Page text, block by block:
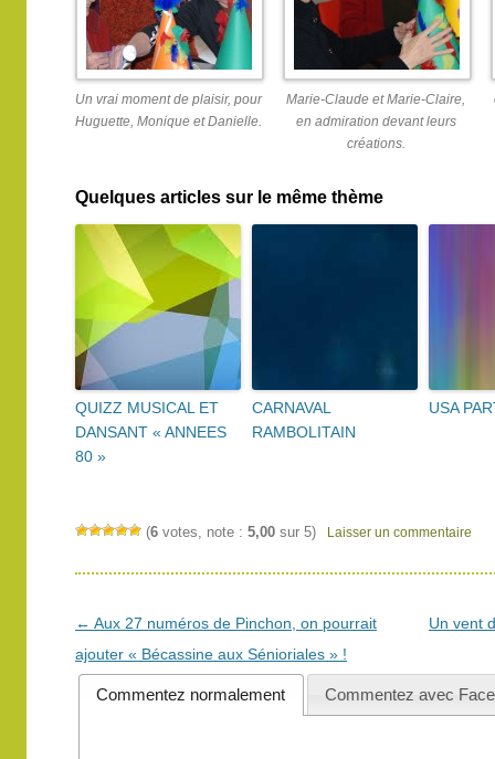
Un vrai moment de plaisir, pour
Huguette, Monique et Danielle.
Marie-Claude et Marie-Claire,
en admiration devant leurs
créations.
Quelques articles sur le même thème
QUIZZ MUSICAL ET
DANSANT « ANNEES
80 »
CARNAVAL
RAMBOLITAIN
USA
(6 votes, note : 5,00 sur 5) Laisser un commentaire
Navigation
des
articles
← Aux 27 numéros de Pinchon, on pourrait
ajouter « Bécassine aux Sénioriales » !
Un vent
Commentez normalement Commentez avec